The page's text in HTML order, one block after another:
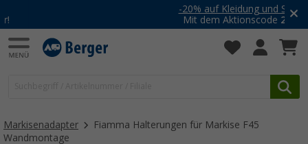
-20% auf Kleidung und Schuhe
Mit dem Aktionscode20SSV
Markisenadapter
Fiamma Halterungen für Markise F45
Wandmontage